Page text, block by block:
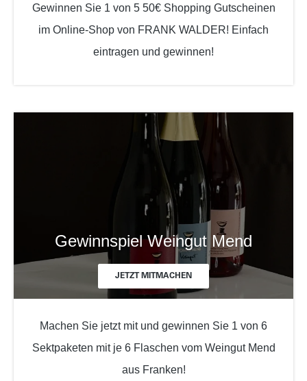
Gewinnen Sie 1 von 5 50€ Shopping Gutscheinen
im Online-Shop von FRANK WALDER! Einfach
eintragen und gewinnen!
Gewinnspiel Weingut Mend
JETZT MITMACHEN
Machen Sie jetzt mit und gewinnen Sie 1 von 6
Sektpaketen mit je 6 Flaschen vom Weingut Mend
aus Franken!